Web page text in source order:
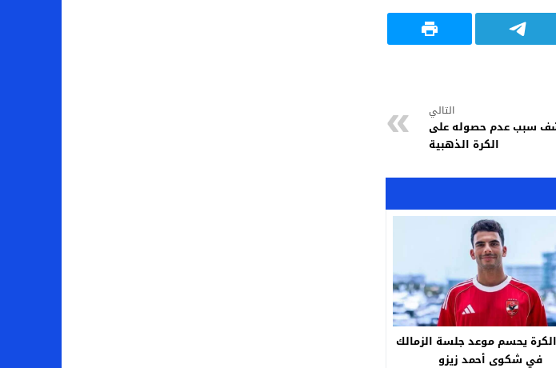
التالي
سبب عدم حصوله على
الكرة الذهبية
الكرة يحسم موعد جلسة الزمالك
في شكوى أحمد زيزو